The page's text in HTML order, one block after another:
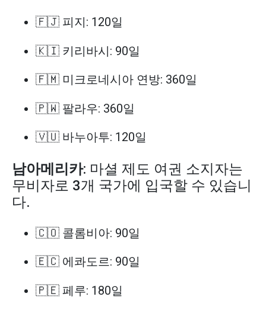
🇫🇯 피지: 120일
🇰🇮 키리바시: 90일
🇫🇲 미크로네시아 연방: 360일
🇵🇼 팔라우: 360일
🇻🇺 바누아투: 120일
남아메리카: 마셜 제도 여권 소지자는
무비자로 3개 국가에 입국할 수 있습니
다.
🇨🇴 콜롬비아: 90일
🇪🇨 에콰도르: 90일
🇵🇪 페루: 180일